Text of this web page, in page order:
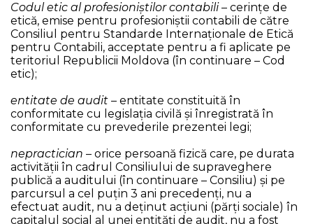
Codul etic al profesioniştilor contabili– cerinţe de
etică, emise pentru profesioniştii contabili de către
Consiliul pentru Standarde Internaţionale de Etică
pentru Contabili, acceptate pentru a fi aplicate pe
teritoriul Republicii Moldova (în continuare – Cod
etic);
entitate de audit – entitate constituită în
conformitate cu legislația civilă și înregistrată în
conformitate cu prevederile prezentei legi;
nepractician – orice persoană fizică care, pe durata
activității în cadrul Consiliului de supraveghere
publică a auditului (în continuare – Consiliu) și pe
parcursul a cel puțin 3 ani precedenți, nu a
efectuat audit, nu a deținut acțiuni (părți sociale) în
capitalul social al unei entități de audit, nu a fost